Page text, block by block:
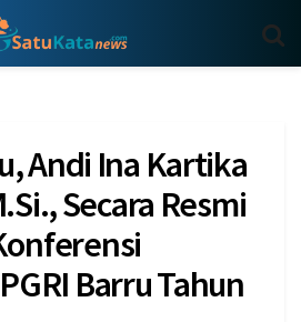
Andi Ina Kartika
Secara Resmi
Barru Tahun